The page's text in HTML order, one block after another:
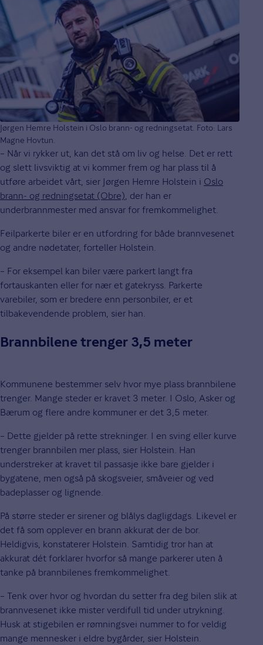
Jørgen Hemre Holstein i Oslo brann- og redningsetat. Foto: Lars
Magne Hovtun.
– Når vi rykker ut, kan det stå om liv og helse. Det er rett
og slett livsviktig at vi kommer frem og har plass til å
utføre arbeidet vårt, sier Jørgen Hemre Holstein i Oslo
brann- og redningsetat (Obre), der han er
underbrannmester med ansvar for fremkommelighet.
Feilparkerte biler er en utfordring for både brannvesenet
og andre nødetater, forteller Holstein.
– For eksempel kan biler være parkert langt fra
fortauskanten eller for nær et gatekryss. Parkerte
varebiler, som er bredere enn personbiler, er et
tilbakevendende problem, sier han.
Brannbilene trenger 3,5 meter
Kommunene bestemmer selv hvor mye plass brannbilene
trenger. Mange steder er kravet 3 meter. I Oslo, Asker og
Bærum og flere andre kommuner er det 3,5 meter.
– Dette gjelder på rette strekninger. I en sving eller kurve
trenger brannbilen mer plass, sier Holstein. Han
understreker at kravet til passasje ikke bare gjelder i
bygatene, men også på skogsveier, småveier og ved
badeplasser og lignende.
På større steder er sirener og blålys dagligdags. Likevel er
det få som opplever en brann akkurat der de bor.
Heldigvis, konstaterer Holstein. Samtidig tror han at
akkurat dét forklarer hvorfor så mange parkerer uten å
tanke på brannbilenes fremkommelighet.
– Tenk over hvor og hvordan du setter fra deg bilen slik at
brannvesenet ikke mister verdifull tid under utrykning.
Husk at stigebilen er rømningsvei nummer to for veldig
mange mennesker i eldre bygårder, sier Holstein.